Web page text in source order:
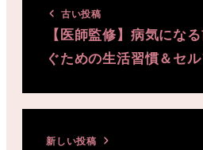
古い投稿
【医師監修】病気にな
ぐための生活習慣＆セ
新しい投稿